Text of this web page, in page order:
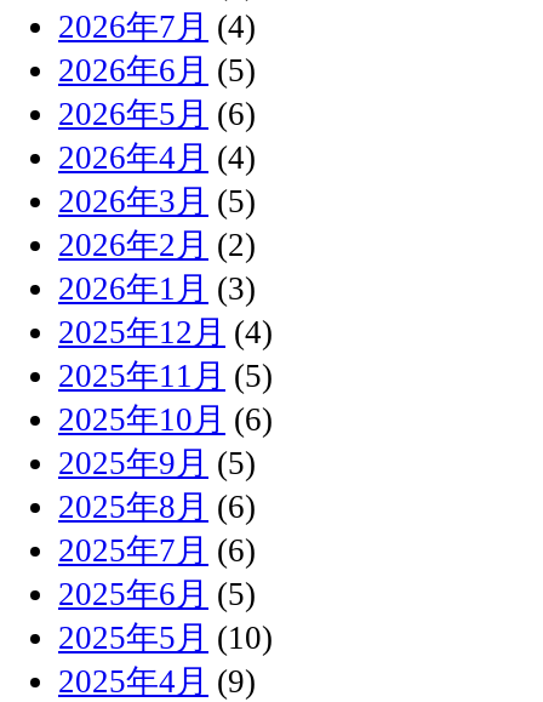
2026年7月 (4)
2026年6月 (5)
2026年5月 (6)
2026年4月 (4)
2026年3月 (5)
2026年2月 (2)
2026年1月 (3)
2025年12月 (4)
2025年11月 (5)
2025年10月 (6)
2025年9月 (5)
2025年8月 (6)
2025年7月 (6)
2025年6月 (5)
2025年5月 (10)
2025年4月 (9)